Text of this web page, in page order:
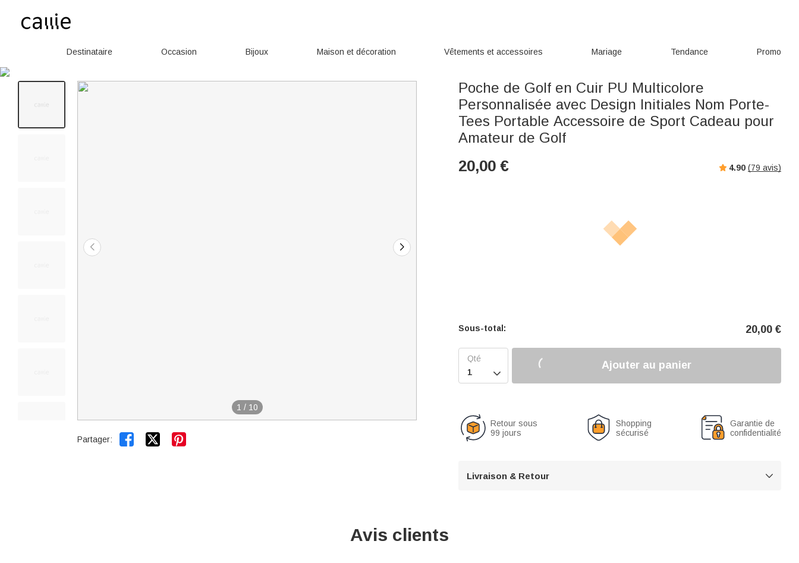
Destinataire Occasion Bijoux Maison et décoration Vêtements et accessoires Mariage Tendance Promo
1 / 10
Partager:  
Poche de Golf en Cuir PU Multicolore
Personnalisée avec Design Initiales Nom Porte-
Tees Portable Accessoire de Sport Cadeau pour
Amateur de Golf
20,00 € 4.90 (79 avis)
Sous-total: 20,00 €

Ajouter au panier
Retour sous
99 jours
Shopping
sécurisé
Garantie de
confidentialité
Livraison & Retour 
Avis clients